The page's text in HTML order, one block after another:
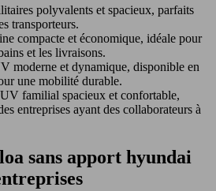
polyvalents et spacieux, parfaits
transporteurs.
compacte et économique, idéale pour
et les livraisons.
moderne et dynamique, disponible en
une mobilité durable.
familial spacieux et confortable,
entreprises ayant des collaborateurs à
sans apport hyundai